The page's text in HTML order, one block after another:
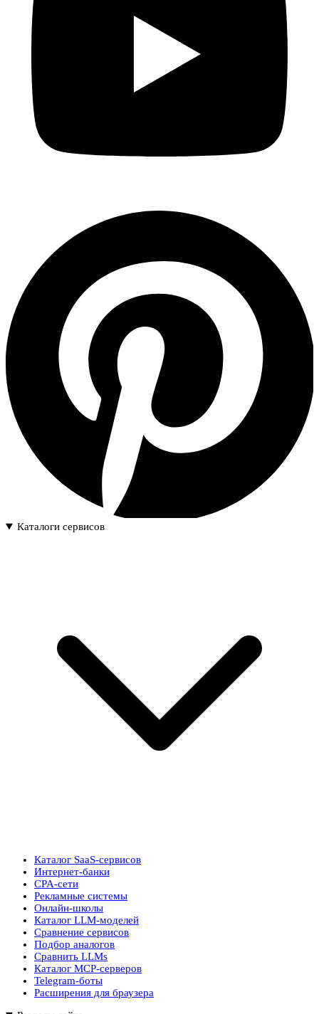
Каталоги сервисов
Каталог SaaS-сервисов
Интернет-банки
CPA-сети
Рекламные системы
Онлайн-школы
Каталог LLM-моделей
Сравнение сервисов
Подбор аналогов
Сравнить LLMs
Каталог MCP-серверов
Telegram-боты
Расширения для браузера